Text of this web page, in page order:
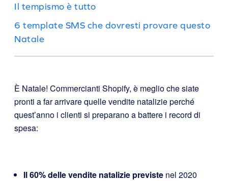
Il tempismo è tutto
6 template SMS che dovresti provare questo
Natale
È Natale! Commercianti Shopify, è meglio che siate
pronti a far arrivare quelle vendite natalizie perché
quest’anno i clienti si preparano a battere i record di
spesa:
Il 60% delle vendite natalizie previste nel 2020